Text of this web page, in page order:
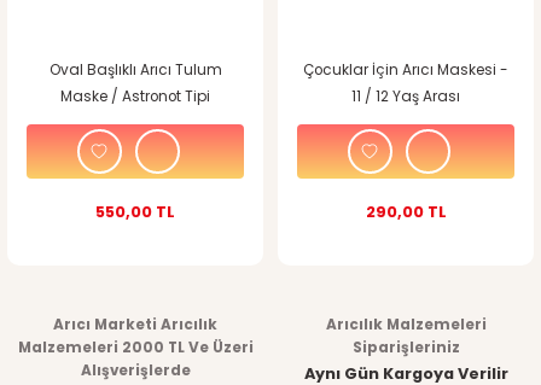
Oval Başlıklı Arıcı Tulum
Maske / Astronot Tipi
550,00 TL
Çocuklar İçin Arıcı Maskesi -
11 / 12 Yaş Arası
290,00 TL
Arıcı Marketi Arıcılık
Malzemeleri 2000 TL Ve Üzeri
Alışverişlerde
Arıcılık Malzemeleri
Siparişleriniz
Aynı Gün Kargoya Verilir